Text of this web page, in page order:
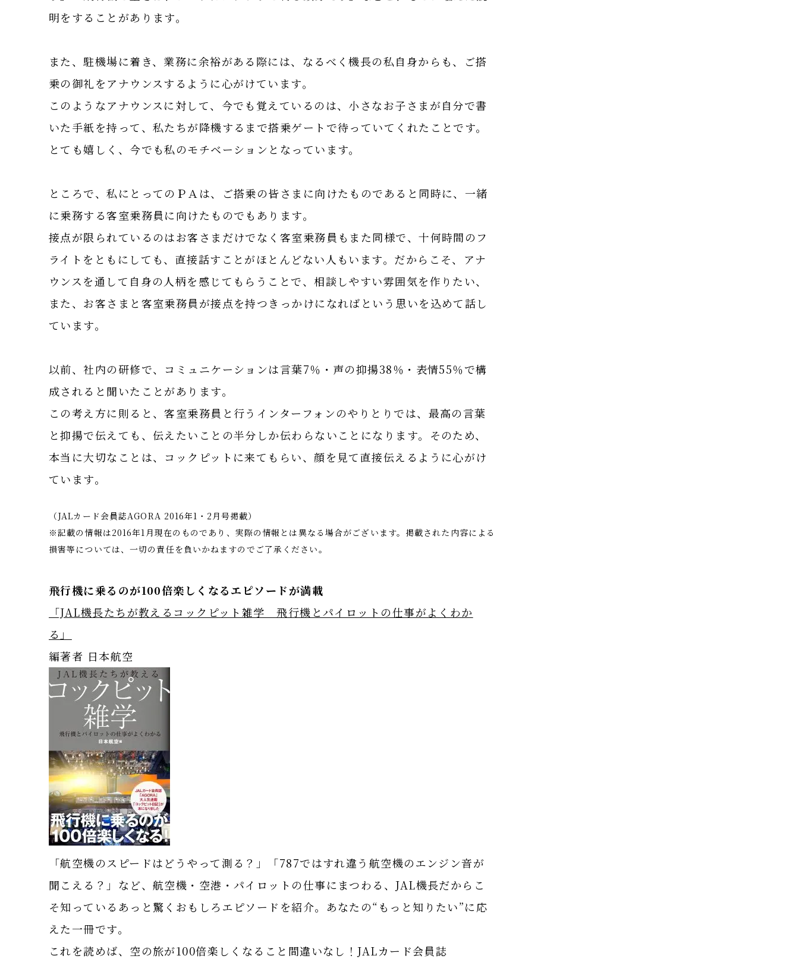
明をすることがあります。
また、駐機場に着き、業務に余裕がある際には、なるべく機長の私自身からも、ご搭
乗の御礼をアナウンスするように心がけています。
このようなアナウンスに対して、今でも覚えているのは、小さなお子さまが自分で書
いた手紙を持って、私たちが降機するまで搭乗ゲートで待っていてくれたことです。
とても嬉しく、今でも私のモチベーションとなっています。
ところで、私にとってのＰＡは、ご搭乗の皆さまに向けたものであると同時に、一緒
に乗務する客室乗務員に向けたものでもあります。
接点が限られているのはお客さまだけでなく客室乗務員もまた同様で、十何時間のフ
ライトをともにしても、直接話すことがほとんどない人もいます。だからこそ、アナ
ウンスを通して自身の人柄を感じてもらうことで、相談しやすい雰囲気を作りたい、
また、お客さまと客室乗務員が接点を持つきっかけになればという思いを込めて話し
ています。
以前、社内の研修で、コミュニケーションは言葉7％・声の抑揚38％・表情55％で構
成されると聞いたことがあります。
この考え方に則ると、客室乗務員と行うインターフォンのやりとりでは、最高の言葉
と抑揚で伝えても、伝えたいことの半分しか伝わらないことになります。そのため、
本当に大切なことは、コックピットに来てもらい、顔を見て直接伝えるように心がけ
ています。
（JALカード会員誌AGORA 2016年1・2月号掲載）
※記載の情報は2016年1月現在のものであり、実際の情報とは異なる場合がございます。掲載された内容による
損害等については、一切の責任を負いかねますのでご了承ください。
飛行機に乗るのが100倍楽しくなるエピソードが満載
「JAL機長たちが教えるコックピット雑学 飛行機とパイロットの仕事がよくわか
る」
編著者 日本航空
「航空機のスピードはどうやって測る？」「787ではすれ違う航空機のエンジン音が
聞こえる？」など、航空機・空港・パイロットの仕事にまつわる、JAL機長だからこ
そ知っているあっと驚くおもしろエピソードを紹介。あなたの“もっと知りたい”に応
えた一冊です。
これを読めば、空の旅が100倍楽しくなること間違いなし！JALカード会員誌